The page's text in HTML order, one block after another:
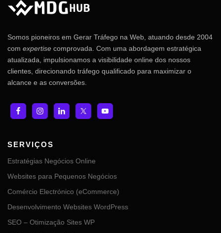
Somos pioneiros em Gerar Tráfego na Web, atuando desde 2004
com expertise comprovada. Com uma abordagem estratégica
atualizada, impulsionamos a visibilidade online dos nossos
clientes, direcionando tráfego qualificado para maximizar o
alcance e as conversões.
SERVIÇOS
Estratégias Negócios Online
Websites para Pequenos Negócios
Comércio Electrónico (eCommerce)
Desenvolvimento Websites WordPress
SEO – Otimização Sites WP